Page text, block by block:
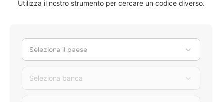
Utilizza il nostro strumento per cercare un codice diverso.
Seleziona il paese
Seleziona banca